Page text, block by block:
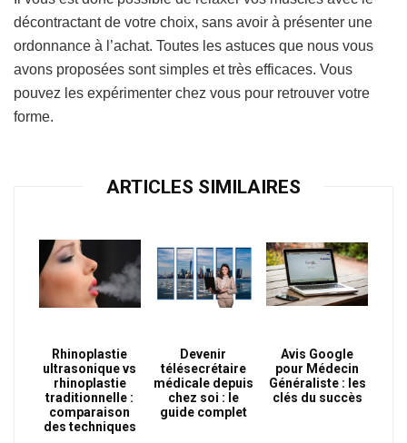
décontractant de votre choix, sans avoir à présenter une
ordonnance à l’achat. Toutes les astuces que nous vous
avons proposées sont simples et très efficaces. Vous
pouvez les expérimenter chez vous pour retrouver votre
forme.
ARTICLES SIMILAIRES
Rhinoplastie
ultrasonique vs
rhinoplastie
traditionnelle :
comparaison
des techniques
Devenir
télésecrétaire
médicale depuis
chez soi : le
guide complet
Avis Google
pour Médecin
Généraliste : les
clés du succès